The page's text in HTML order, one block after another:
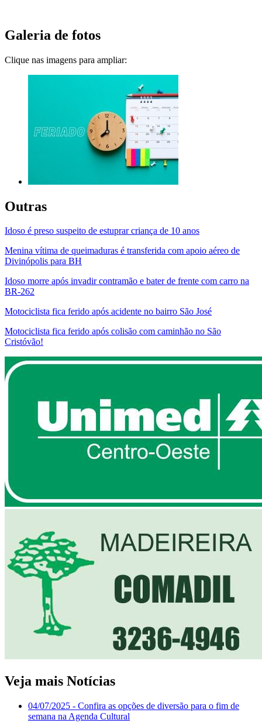
Galeria de fotos
Clique nas imagens para ampliar:
Outras
Idoso é preso suspeito de estuprar criança de 10 anos
Menina vítima de queimaduras é transferida com apoio aéreo de
Divinópolis para BH
Idoso morre após invadir contramão e bater de frente com carro na
BR-262
Motociclista fica ferido após acidente no bairro São José
Motociclista fica ferido após colisão com caminhão no São
Cristóvão!
Veja mais Notícias
04/07/2025 - Confira as opções de diversão para o fim de
semana na Agenda Cultural